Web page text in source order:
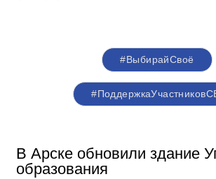
#ВыбирайСвоё
В Арске обновили здание
образования